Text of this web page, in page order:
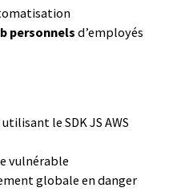
personnelsd’employés
le SDK JS AWS
vulnérable
globale en danger